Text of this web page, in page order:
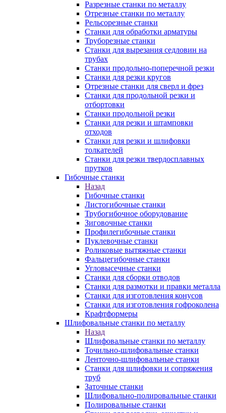
Разрезные станки по металлу
Отрезные станки по металлу
Рельсорезные станки
Станки для обработки арматуры
Труборезные станки
Станки для вырезания седловин на
трубаx
Станки продольно-поперечной резки
Станки для резки кругов
Отрезные станки для сверл и фрез
Станки для продольной резки и
отбортовки
Станки продольной резки
Станки для резки и штамповки
отходов
Станки для резки и шлифовки
толкателей
Станки для резки твердосплавных
прутков
Гибочные станки
Назад
Гибочные станки
Листогибочные станки
Трубогибочное оборудование
Зиговочные станки
Профилегибочные станки
Пуклевочные станки
Роликовые вытяжные станки
Фальцегибочные станки
Угловысечные станки
Станки для сборки отводов
Станки для размотки и правки металла
Станки для изготовления конусов
Станки для изготовления гофроколена
Крафтформеры
Шлифовальные станки по металлу
Назад
Шлифовальные станки по металлу
Точильно-шлифовальные станки
Ленточно-шлифовальные станки
Станки для шлифовки и сопряжения
труб
Заточные станки
Шлифовально-полировальные станки
Полировальные станки